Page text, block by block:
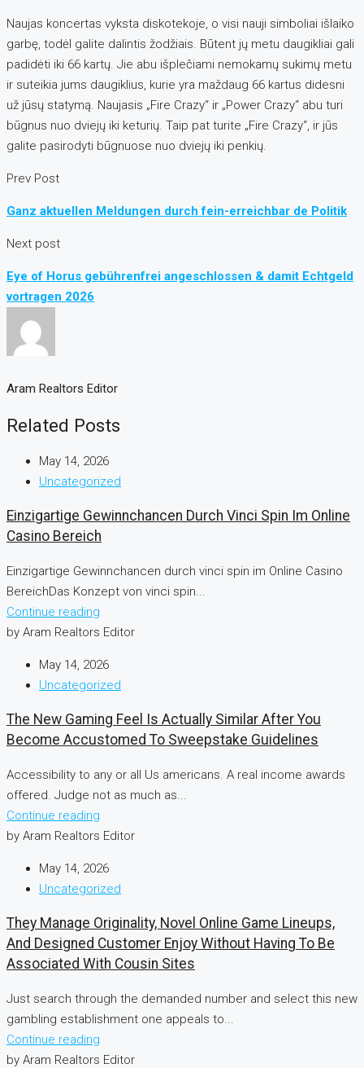
Naujas koncertas vyksta diskotekoje, o visi nauji simboliai išlaiko
garbę, todėl galite dalintis žodžiais. Būtent jų metu daugikliai gali
padidėti iki 66 kartų. Jie abu išplečiami nemokamų sukimų metu
ir suteikia jums daugiklius, kurie yra maždaug 66 kartus didesni
už jūsų statymą. Naujasis „Fire Crazy“ ir „Power Crazy“ abu turi
būgnus nuo dviejų iki keturių. Taip pat turite „Fire Crazy“, ir jūs
galite pasirodyti būgnuose nuo dviejų iki penkių.
Prev Post
Ganz aktuellen Meldungen durch fein-erreichbar de Politik
Next post
Eye of Horus gebührenfrei angeschlossen & damit Echtgeld
vortragen 2026
Aram Realtors Editor
Related Posts
May 14, 2026
Uncategorized
Einzigartige Gewinnchancen Durch Vinci Spin Im Online
Casino Bereich
Einzigartige Gewinnchancen durch vinci spin im Online Casino
BereichDas Konzept von vinci spin...
Continue reading
by Aram Realtors Editor
May 14, 2026
Uncategorized
The New Gaming Feel Is Actually Similar After You
Become Accustomed To Sweepstake Guidelines
Accessibility to any or all Us americans. A real income awards
offered. Judge not as much as...
Continue reading
by Aram Realtors Editor
May 14, 2026
Uncategorized
They Manage Originality, Novel Online Game Lineups,
And Designed Customer Enjoy Without Having To Be
Associated With Cousin Sites
Just search through the demanded number and select this new
gambling establishment one appeals to...
Continue reading
by Aram Realtors Editor